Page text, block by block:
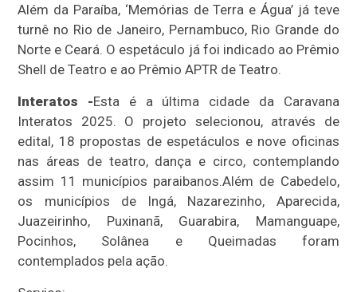
Além da Paraíba, ‘Memórias de Terra e Água’ já teve
turnê no Rio de Janeiro, Pernambuco, Rio Grande do
Norte e Ceará. O espetáculo já foi indicado ao Prêmio
Shell de Teatro e ao Prêmio APTR de Teatro.
Interatos -Esta é a última cidade da Caravana
Interatos 2025. O projeto selecionou, através de
edital, 18 propostas de espetáculos e nove oficinas
nas áreas de teatro, dança e circo, contemplando
assim 11 municípios paraibanos.Além de Cabedelo,
os municípios de Ingá, Nazarezinho, Aparecida,
Juazeirinho, Puxinanã, Guarabira, Mamanguape,
Pocinhos, Solânea e Queimadas foram
contemplados pela ação.